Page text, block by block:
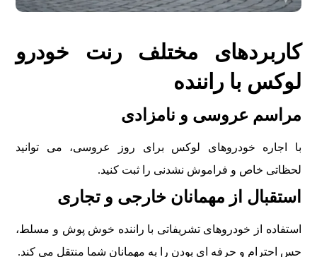
کاربردهای مختلف رنت خودرو
لوکس با راننده
مراسم عروسی و نامزادی
با اجاره خودروهای لوکس برای روز عروسی، می توانید
لحظاتی خاص و فراموش نشدنی را ثبت کنید.
استقبال از مهمانان خارجی و تجاری
استفاده از خودروهای تشریفاتی با راننده خوش پوش و مسلط،
حس احترام و حرفه ای بودن را به مهمانان شما منتقل می کند.